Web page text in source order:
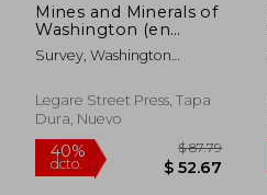
Mines and Minerals of
Washington (en
Inglés)
Survey, Washington
Legare Street Press, Tapa
Dura, Nuevo